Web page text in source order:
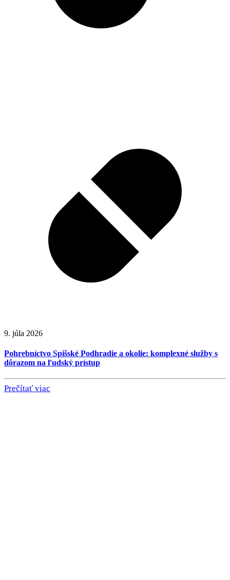
9. júla 2026
Pohrebníctvo Spišské Podhradie a okolie: komplexné služby s
dôrazom na ľudský prístup
Prečítať viac